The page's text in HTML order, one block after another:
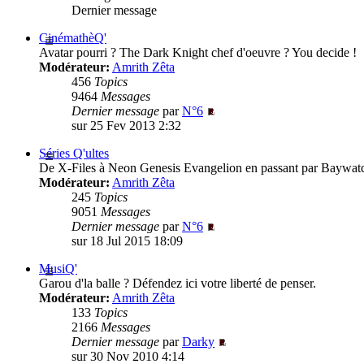
Dernier message
CinémathèQ'
Avatar pourri ? The Dark Knight chef d'oeuvre ? You decide !
Modérateur: Amrith Zêta
456 Topics
9464 Messages
Dernier message parN°6
sur 25 Fev 2013 2:32
Séries Q'ultes
De X-Files à Neon Genesis Evangelion en passant par
Modérateur: Amrith Zêta
245 Topics
9051 Messages
Dernier message parN°6
sur 18 Jul 2015 18:09
MusiQ'
Garou d'la balle ? Défendez ici votre liberté de penser.
Modérateur: Amrith Zêta
133 Topics
2166 Messages
Dernier message parDarky
sur 30 Nov 2010 4:14